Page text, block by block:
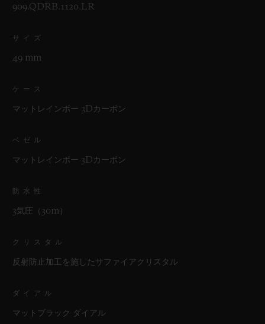
909.QDRB.1120.LR
サイズ
49 mm
ケース
マットレインボー 3Dカーボン
ベゼル
マットレインボー 3Dカーボン
防水性
3気圧（30m）
クリスタル
反射防止加工を施したサファイアクリスタル
ダイアル
マットブラック ダイアル